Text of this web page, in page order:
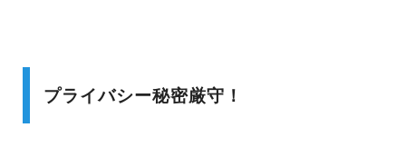
プライバシー秘密厳守！